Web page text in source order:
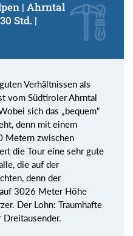
| Ahrntal
Std. |
Verhältnissen als
vom Südtiroler Ahrntal
sich das „bequem“
denn mit einem
Metern zwischen
die Tour eine sehr gute
die auf der
denn der
3026 Meter Höhe
Der Lohn: Traumhafte